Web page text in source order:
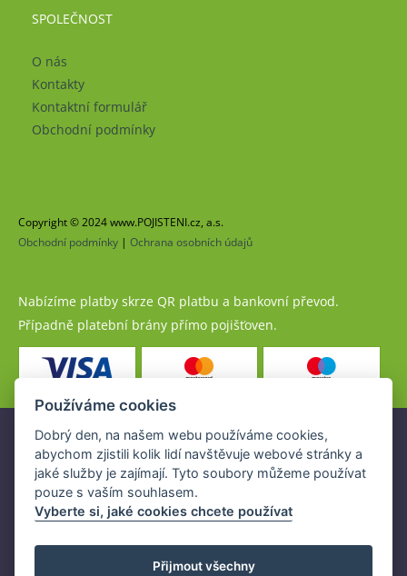
SPOLEČNOST
O nás
Kontakty
Kontaktní formulář
Obchodní podmínky
Copyright © 2024 www.POJISTENI.cz, a.s.
Obchodní podmínky | Ochrana osobních údajů
Nabízíme platby skrze QR platbu a bankovní převod.
Případně platební brány přímo pojišťoven.
Pojistné produkty jsou nabízeny společností
www.POJISTENI.cz, a.s. na základě platné licence České
národní banky (ČNB).
Licence ČNB umožňuje www.POJISTENI.cz, a.s. poskytovat
Používáme cookies
Dobrý den, na našem webu používáme cookies,
abychom zjistili kolik lidí navštěvuje webové stránky a
jaké služby je zajímají. Tyto soubory můžeme používat
pouze s vaším souhlasem.
Vyberte si, jaké cookies chcete používat
Přijmout všechny